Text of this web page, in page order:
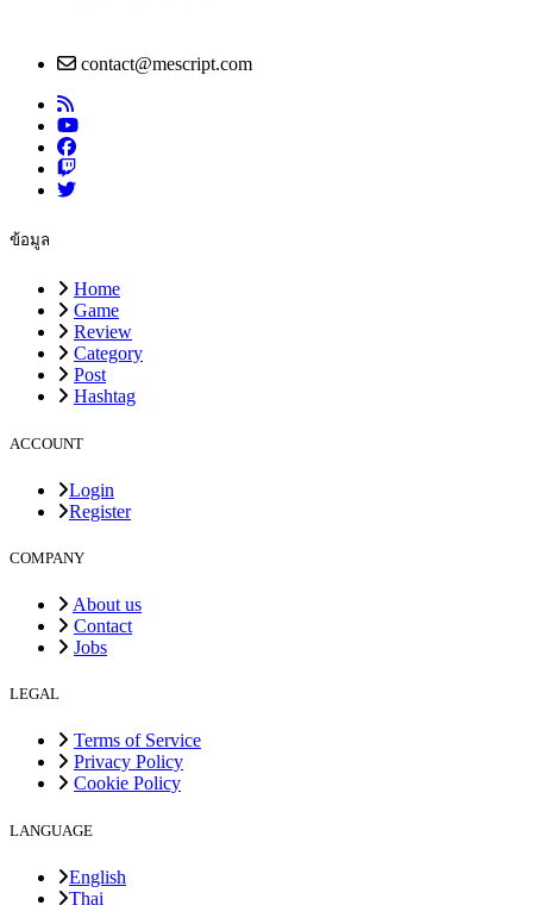
contact@mescript.com
ข้อมูล
Home
Game
Review
Category
Post
Hashtag
ACCOUNT
Login
Register
COMPANY
About us
Contact
Jobs
LEGAL
Terms of Service
Privacy Policy
Cookie Policy
LANGUAGE
English
Thai